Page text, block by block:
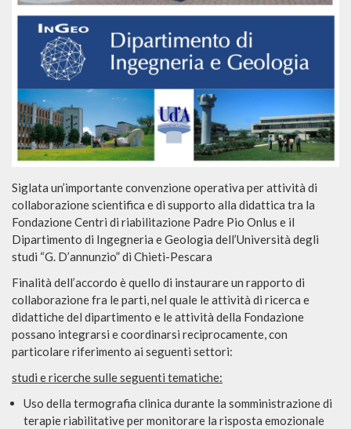
Siglata un’importante convenzione operativa per attività di
collaborazione scientifica e di supporto alla didattica tra la
Fondazione Centri di riabilitazione Padre Pio Onlus e il
Dipartimento di Ingegneria e Geologia dell’Università degli
studi “G. D’annunzio” di Chieti-Pescara
Finalità dell’accordo è quello di instaurare un rapporto di
collaborazione fra le parti, nel quale le attività di ricerca e
didattiche del dipartimento e le attività della Fondazione
possano integrarsi e coordinarsi reciprocamente, con
particolare riferimento ai seguenti settori:
studi e ricerche sulle seguenti tematiche:
Uso della termografia clinica durante la somministrazione di
terapie riabilitative per monitorare la risposta emozionale